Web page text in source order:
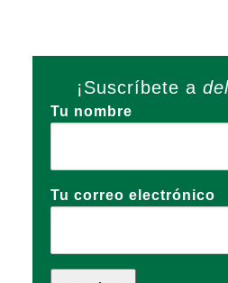
¡Suscríbete a
Tu nombre
Tu correo electrónico